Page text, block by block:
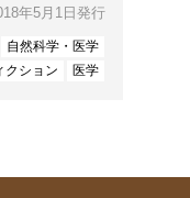
年5月1日発行
自然科学・医学
クション
医学